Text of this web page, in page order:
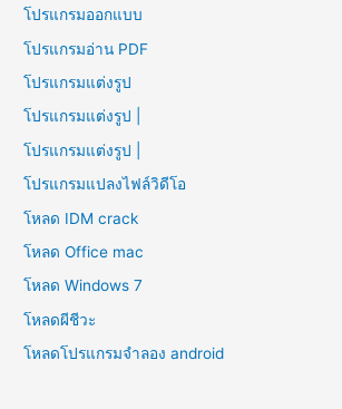
โปรแกรมออกแบบ
โปรแกรมอ่าน PDF
โปรแกรมแต่งรูป
โปรแกรมแต่งรูป |
โปรแกรมแต่งรูป |
โปรแกรมแปลงไฟล์วิดีโอ
โหลด IDM crack
โหลด Office mac
โหลด Windows 7
โหลดผีชีวะ
โหลดโปรแกรมจําลอง android